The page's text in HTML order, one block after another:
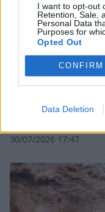
I want to opt-out
Retention, Sale,
Personal Data
Purposes for
Opted Out
CONFIRM
Data Deletion
30/07/2026 17:47